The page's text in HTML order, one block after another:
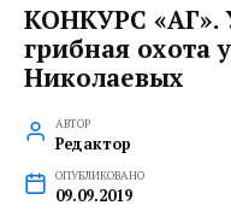
КОНКУРС «АГ».
грибная
Николаевых
АВТОР
Редактор
ОПУБЛИКОВАНО
09.09.2019